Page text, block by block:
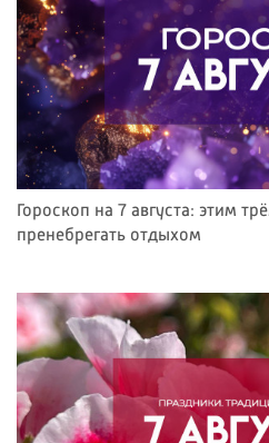
Гороскоп на 7 августа: этим
пренебрегать отдыхом